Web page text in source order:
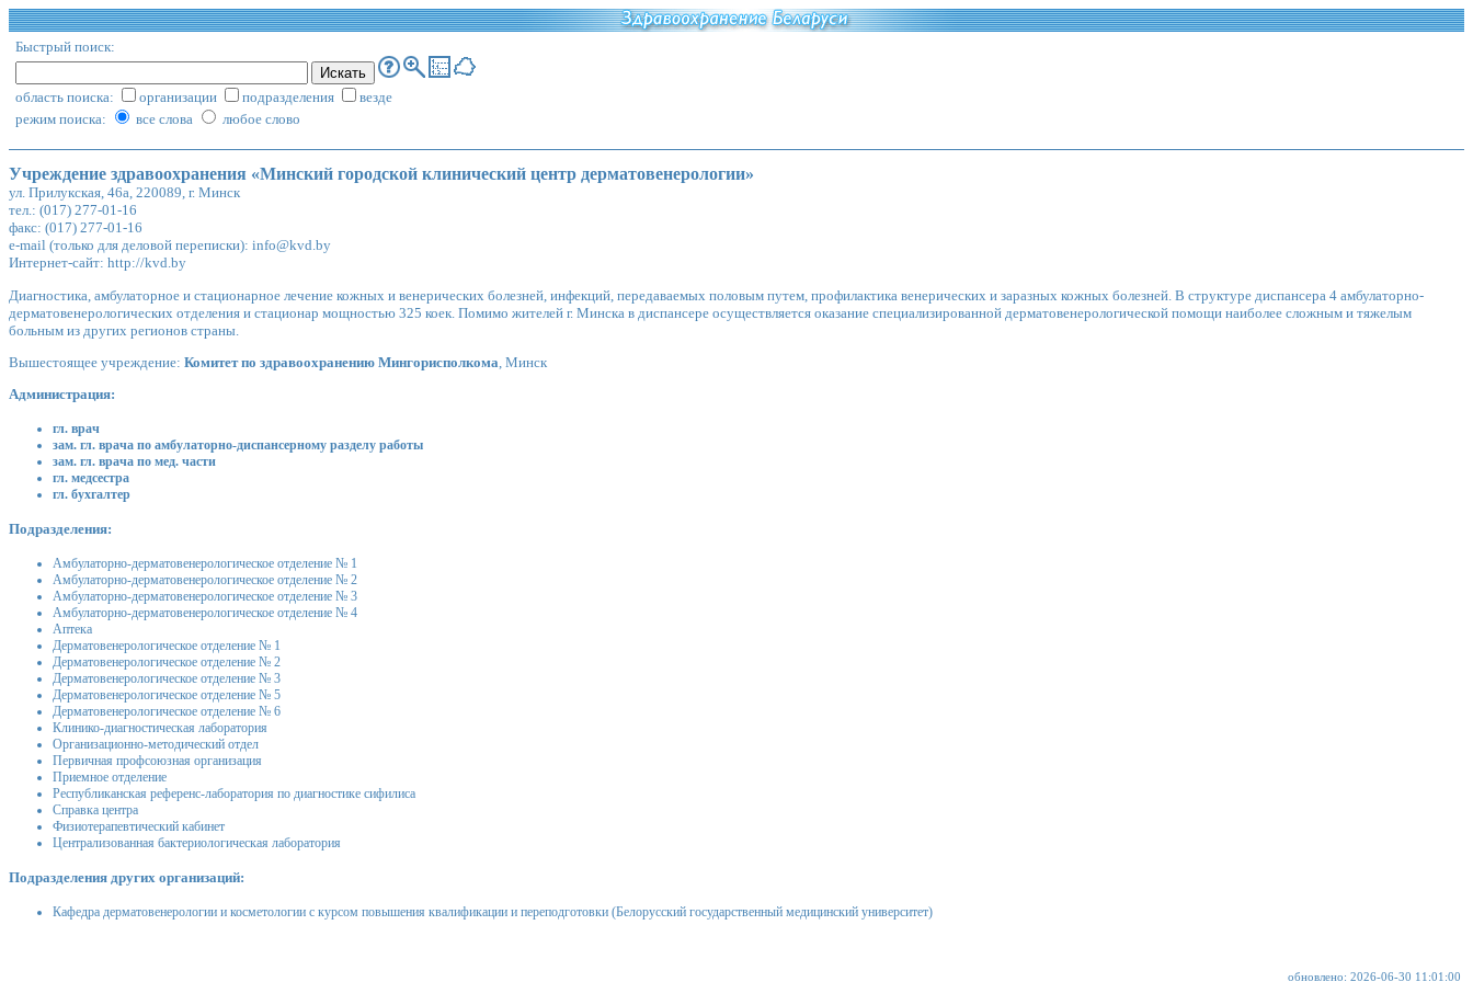
Быстрый поиск:
область поиска: организации подразделения
везде
режим поиска:
все слова любое слово
Учреждение здравоохранения «Минский городской клинический центр дерматовенерологии»
ул. Прилукская, 46а, 220089, г. Минск
тел.: (017) 277-01-16
факс: (017) 277-01-16
e-mail (только для деловой переписки): info@kvd.by
Интернет-сайт: http://kvd.by
Диагностика, амбулаторное и стационарное лечение кожных и венерических болезней, инфекций, передаваемых половым путем, профилактика венерических и заразных кожных болезней. В структуре диспансера 4 амбулаторно-
дерматовенерологических отделения и стационар мощностью 325 коек. Помимо жителей г. Минска в диспансере осуществляется оказание специализированной дерматовенерологической помощи наиболее сложным и тяжелым
больным из других регионов страны.
Вышестоящее учреждение: Комитет по здравоохранению Мингорисполкома , Минск
Администрация:
гл. врач
зам. гл. врача по амбулаторно-диспансерному разделу работы
зам. гл. врача по мед. части
гл. медсестра
гл. бухгалтер
Подразделения:
Амбулаторно-дерматовенерологическое отделение № 1
Амбулаторно-дерматовенерологическое отделение № 2
Амбулаторно-дерматовенерологическое отделение № 3
Амбулаторно-дерматовенерологическое отделение № 4
Аптека
Дерматовенерологическое отделение № 1
Дерматовенерологическое отделение № 2
Дерматовенерологическое отделение № 3
Дерматовенерологическое отделение № 5
Дерматовенерологическое отделение № 6
Клинико-диагностическая лаборатория
Организационно-методический отдел
Первичная профсоюзная организация
Приемное отделение
Республиканская референс-лаборатория по диагностике сифилиса
Справка центра
Физиотерапевтический кабинет
Централизованная бактериологическая лаборатория
Подразделения других организаций:
Кафедра дерматовенерологии и косметологии с курсом повышения квалификации и переподготовки (Белорусский государственный медицинский университет)
обновлено: 2026-06-30 11:01:00